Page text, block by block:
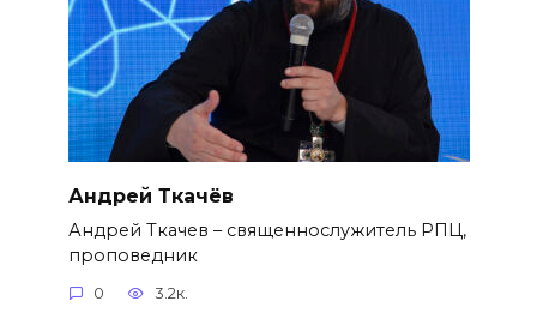
Андрей Ткачёв
Андрей Ткачев – священнослужитель РПЦ,
проповедник
0 3.2к.